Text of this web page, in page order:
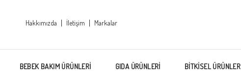
Hakkımızda İletişim Markalar
BEBEK BAKIM ÜRÜNLERİ GIDA ÜRÜNLERİ BİTKİSEL ÜRÜNLER